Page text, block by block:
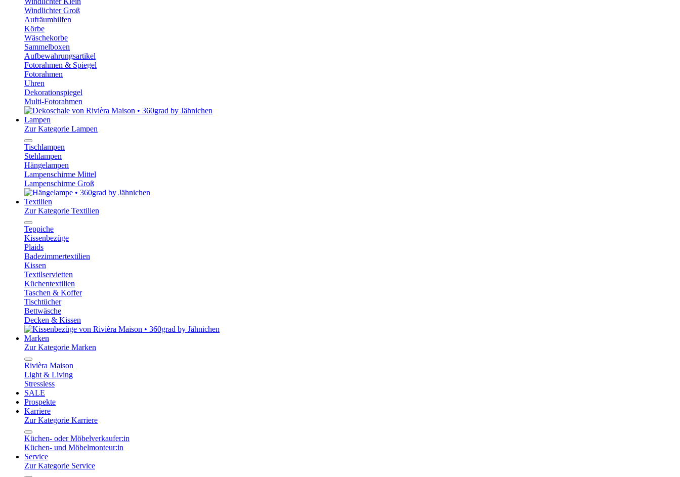
Windlichter Groß
Aufräumhilfen
Körbe
Wäschekorbe
Sammelboxen
Aufbewahrungsartikel
Fotorahmen & Spiegel
Fotorahmen
Uhren
Dekorationspiegel
Multi-Fotorahmen
Lampen
Zur Kategorie Lampen
Tischlampen
Stehlampen
Hängelampen
Lampenschirme Mittel
Lampenschirme Groß
Textilien
Zur Kategorie Textilien
Teppiche
Kissenbezüge
Plaids
Badezimmertextilien
Kissen
Textilservietten
Küchentextilien
Taschen & Koffer
Tischtücher
Bettwäsche
Decken & Kissen
Marken
Zur Kategorie Marken
Rivièra Maison
Light & Living
Stressless
SALE
Prospekte
Karriere
Zur Kategorie Karriere
Küchen- oder Möbelverkaufer:in
Küchen- und Möbelmonteur:in
Service
Zur Kategorie Service